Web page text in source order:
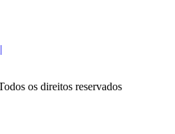
|
os direitos reservados